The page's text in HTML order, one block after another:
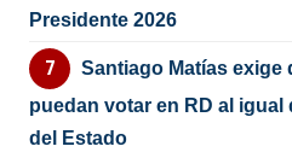
Presidente 2026
Santiago Matías exige
puedan votar en RD al
del Estado